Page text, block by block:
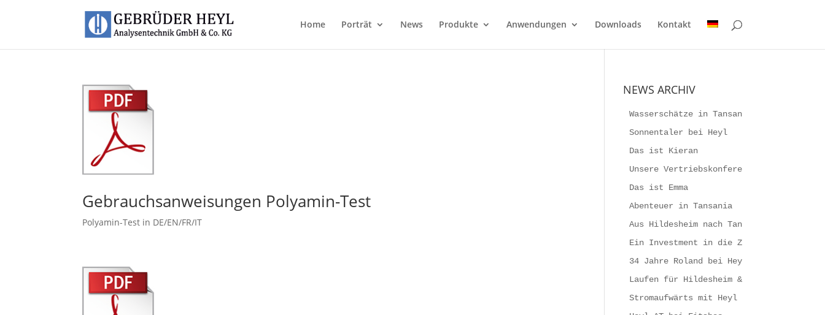
Home Porträt News Produkte Anwendungen Downloads Kontakt
Gebrauchsanweisungen Polyamin-Test
Polyamin-Test in DE/EN/FR/IT
NEWS ARCHIV
Wasserschätze in Tansania
Sonnentaler bei Heyl
Das ist Kieran
Unsere Vertriebskonferenz 2023
Das ist Emma
Abenteuer in Tansania
Aus Hildesheim nach Tansania
Ein Investment in die Zukunft
34 Jahre Roland bei Heyl
Laufen für Hildesheim & die Gesundheit
Stromaufwärts mit Heyl